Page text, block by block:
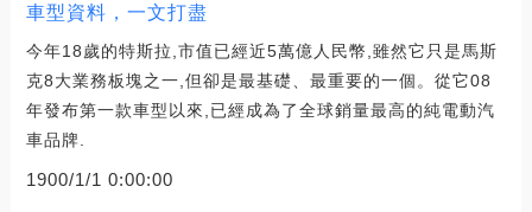
車型資料，一文打盡
今年18歲的特斯拉,市值已經近5萬億人民幣,雖然它只是馬斯
克8大業務板塊之一,但卻是最基礎、最重要的一個。從它08
年發布第一款車型以來,已經成為了全球銷量最高的純電動汽
車品牌.
1900/1/1 0:00:00